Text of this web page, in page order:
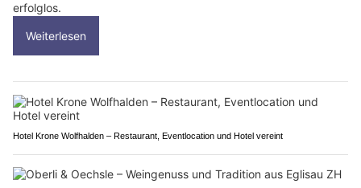
erfolglos.
Weiterlesen
Hotel Krone Wolfhalden – Restaurant, Eventlocation und Hotel vereint